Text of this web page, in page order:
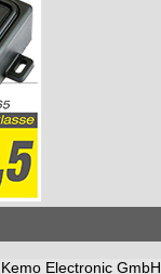
Kemo Electronic GmbH